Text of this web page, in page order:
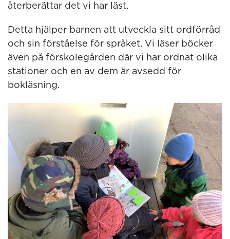
återberättar det vi har läst.
Detta hjälper barnen att utveckla sitt ordförråd
och sin förståelse för språket. Vi läser böcker
även på förskolegården där vi har ordnat olika
stationer och en av dem är avsedd för
bokläsning.